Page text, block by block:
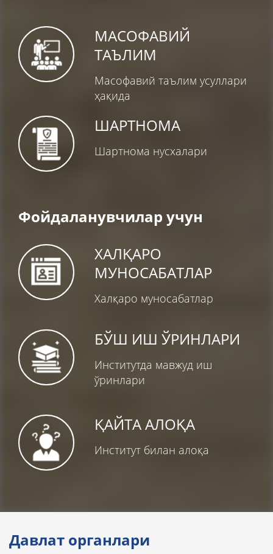
МАСОФАВИЙ
ТАЪЛИМ
Масофавий таълим усуллари
ҳақида
ШАРТНОМА
Шартнома нусхалари
Фойдаланувчилар учун
ХАЛҚАРО
МУНОСАБАТЛАР
Халқаро муносабатлар
БЎШ ИШ ЎРИНЛАРИ
Институтда мавжуд иш
ўринлари
ҚАЙТА АЛОҚА
Институт билан алоқа
Давлат органлари